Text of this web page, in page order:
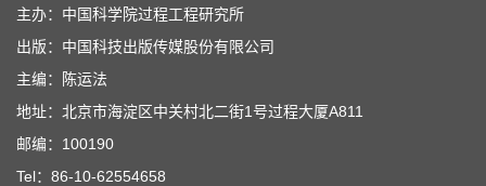
主办：中国科学院过程工程研究所
出版：中国科技出版传媒股份有限公司
主编：陈运法
地址：北京市海淀区中关村北二街1号过程大厦A811
邮编：100190
Tel：86-10-62554658